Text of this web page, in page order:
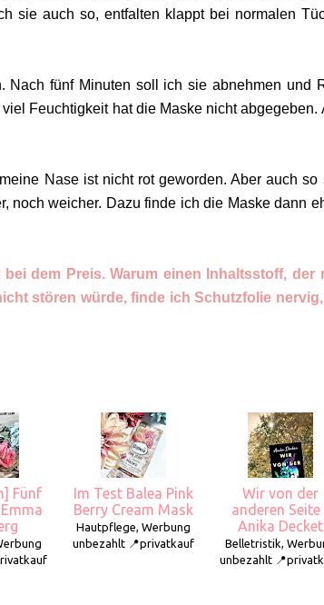
sie auch so, entfalten klappt bei normalen
Nach fünf Minuten soll ich sie abnehmen und
Feuchtigkeit hat die Maske nicht abgegeben.
Nase ist nicht rot geworden. Aber auch so
noch weicher. Dazu finde ich die Maske dann
dem Preis. Warum einen Inhaltsstoff, der
stören würde, finde ich Schutzfolie
Fünf
Im Test Balea Pink
Berry Cream Mask
Hautpflege, Werbung
unbezahlt 📍privatkauf
Wir von der
anderen Seite
Anika Decket
Belletristik,
unbezahlt